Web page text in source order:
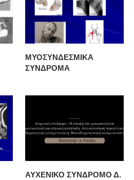
ΜΥΟΣΥΝΔΕΣΜΙΚΑ
ΣΥΝΔΡΟΜΑ
ΑΥΧΕΝΙΚΟ ΣΥΝΔΡΟΜΟ Δ.